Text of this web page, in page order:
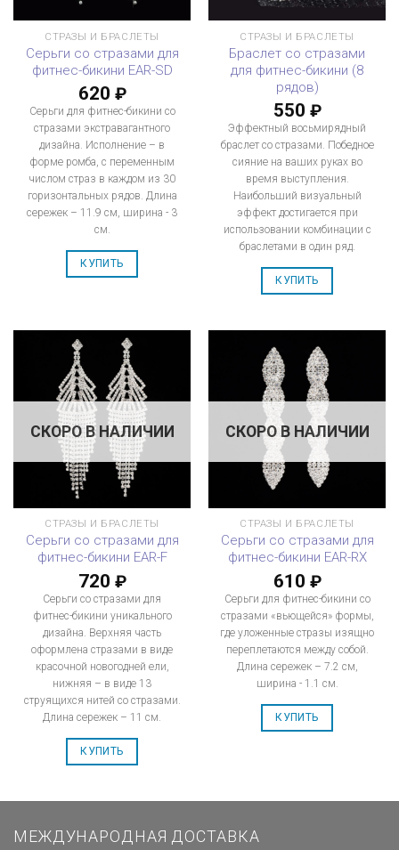
СТРАЗЫ И БРАСЛЕТЫ
Серьги со стразами для
фитнес-бикини EAR-SD
620 ₽
Серьги для фитнес-бикини со
стразами экстравагантного
дизайна. Исполнение – в
форме ромба, с переменным
числом страз в каждом из 30
горизонтальных рядов. Длина
сережек – 11.9 см, ширина - 3
см.
КУПИТЬ
СТРАЗЫ И БРАСЛЕТЫ
Браслет со стразами
для фитнес-бикини (8
рядов)
550 ₽
Эффектный восьмирядный
браслет со стразами. Победное
сияние на ваших руках во
время выступления.
Наибольший визуальный
эффект достигается при
использовании комбинации с
браслетами в один ряд.
КУПИТЬ
СКОРО В НАЛИЧИИ
СТРАЗЫ И БРАСЛЕТЫ
Серьги со стразами для
фитнес-бикини EAR-F
720 ₽
Серьги со стразами для
фитнес-бикини уникального
дизайна. Верхняя часть
оформлена стразами в виде
красочной новогодней ели,
нижняя – в виде 13
струящихся нитей со стразами.
Длина сережек – 11 см.
КУПИТЬ
СКОРО В НАЛИЧИИ
СТРАЗЫ И БРАСЛЕТЫ
Серьги со стразами для
фитнес-бикини EAR-RX
610 ₽
Серьги для фитнес-бикини со
стразами «вьющейся» формы,
где уложенные стразы изящно
переплетаются между собой.
Длина сережек – 7.2 см,
ширина - 1.1 см.
КУПИТЬ
МЕЖДУНАРОДНАЯ ДОСТАВКА